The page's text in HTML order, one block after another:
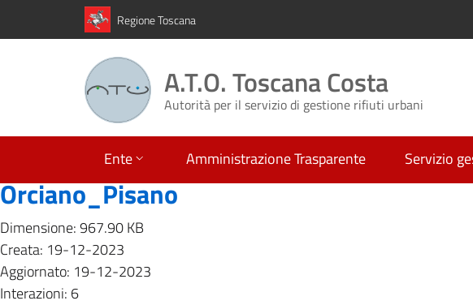
Regione Toscana
A.T.O. Toscana Costa
Autorità per il servizio di gestione rifiuti urbani
Ente Amministrazione Trasparente Servizio
Orciano_Pisano
Dimensione: 967.90 KB
Creata: 19-12-2023
Aggiornato: 19-12-2023
Interazioni: 6